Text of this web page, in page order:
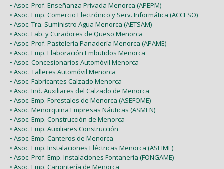
• Asoc. Prof. Enseñanza Privada Menorca (APEPM)
• Asoc. Emp. Comercio Electrónico y Serv. Informática (ACCESO)
• Asoc. Tra. Suministro Agua Menorca (AETSAM)
• Asoc. Fab. y Curadores de Queso Menorca
• Asoc. Prof. Pastelería Panadería Menorca (APAME)
• Asoc. Emp. Elaboración Embutidos Menorca
• Asoc. Concesionarios Automóvil Menorca
• Asoc. Talleres Automóvil Menorca
• Asoc. Fabricantes Calzado Menorca
• Asoc. Ind. Auxiliares del Calzado de Menorca
• Asoc. Emp. Forestales de Menorca (ASEFOME)
• Asoc. Menorquina Empresas Náuticas (ASMEN)
• Asoc. Emp. Construcción de Menorca
• Asoc. Emp. Auxiliares Construcción
• Asoc. Emp. Canteros de Menorca
• Asoc. Emp. Instalaciones Eléctricas Menorca (ASEIME)
• Asoc. Prof. Emp. Instalaciones Fontanería (FONGAME)
• Asoc. Emp. Carpintería de Menorca